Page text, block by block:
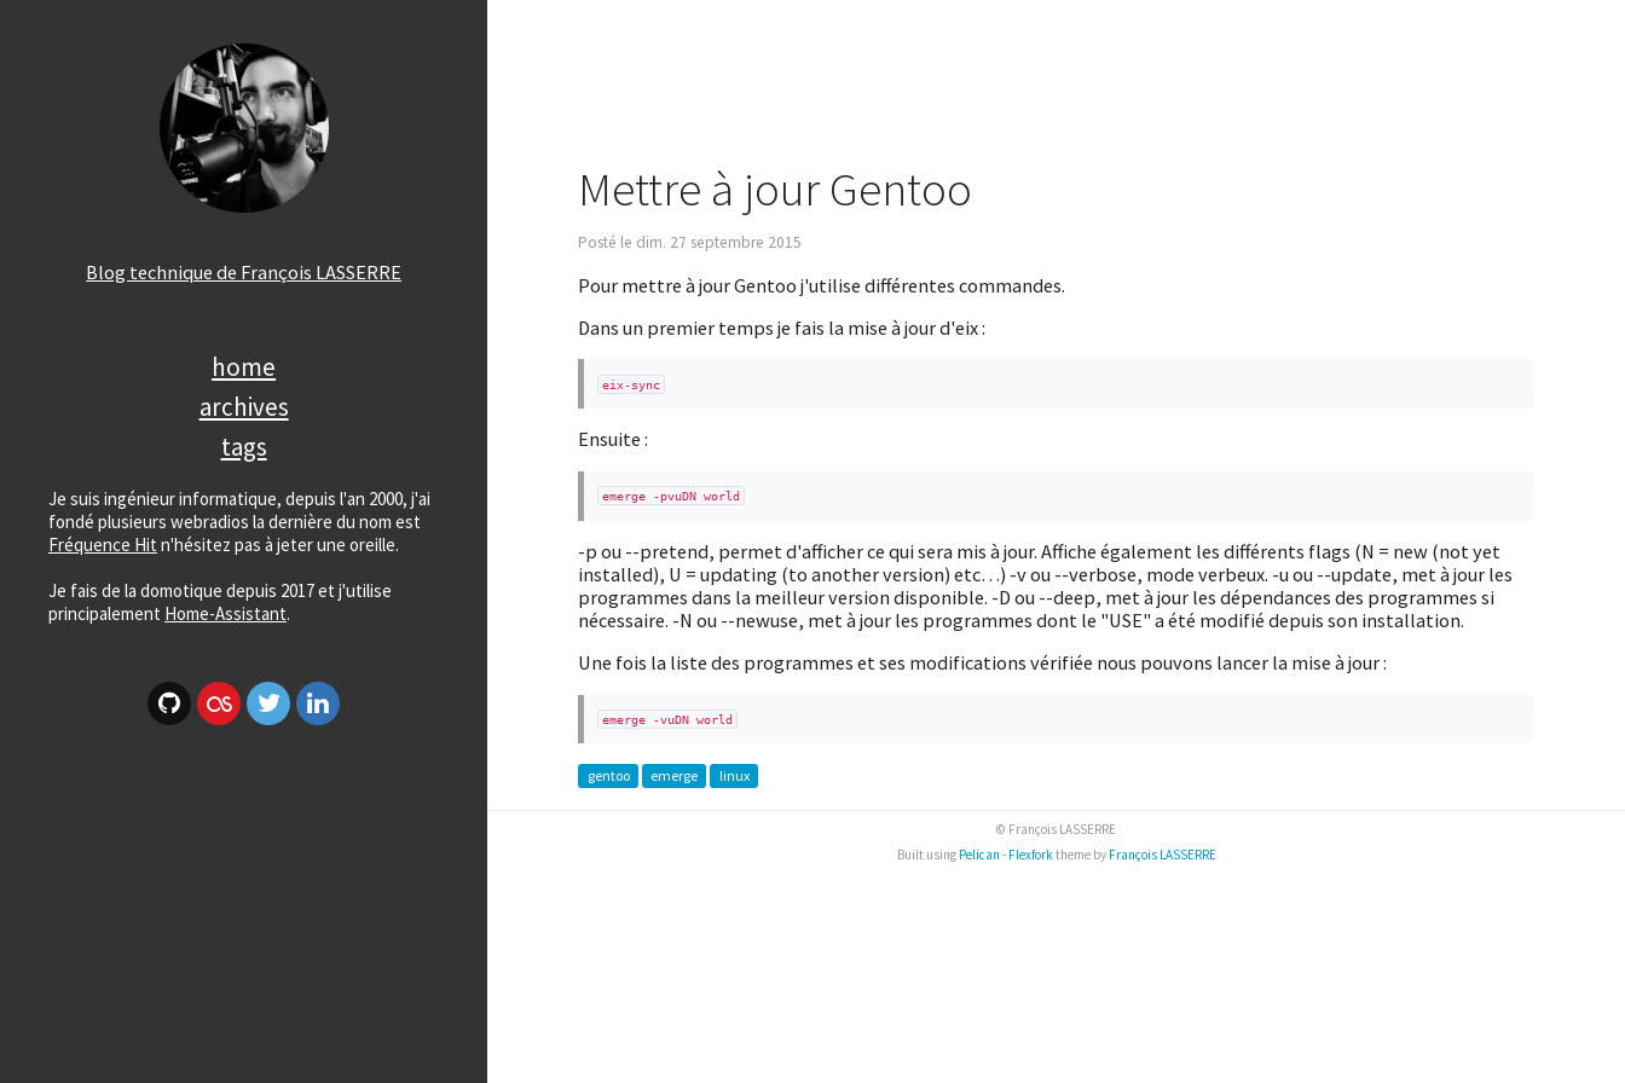
Blog technique de François LASSERRE
home
archives
tags
Je suis ingénieur informatique, depuis l'an 2000, j'ai
fondé plusieurs webradios la dernière du nom est
Fréquence Hit n'hésitez pas à jeter une oreille.
Je fais de la domotique depuis 2017 et j'utilise
principalement Home-Assistant.
Mettre à jour Gentoo
Posté le dim. 27 septembre 2015
Pour mettre à jour Gentoo j'utilise différentes commandes.
Dans un premier temps je fais la mise à jour d'eix :
eix-sync
Ensuite :
emerge -pvuDN world
-p ou --pretend, permet d'afficher ce qui sera mis à jour. Affiche également les différents flags (N = new (not yet
installed), U = updating (to another version) etc…) -v ou --verbose, mode verbeux. -u ou --update, met à jour les
programmes dans la meilleur version disponible. -D ou --deep, met à jour les dépendances des programmes si
nécessaire. -N ou --newuse, met à jour les programmes dont le "USE" a été modifié depuis son installation.
Une fois la liste des programmes et ses modifications vérifiée nous pouvons lancer la mise à jour :
emerge -vuDN world
gentoo emerge linux
© François LASSERRE
Built using Pelican - Flexfork theme by François LASSERRE